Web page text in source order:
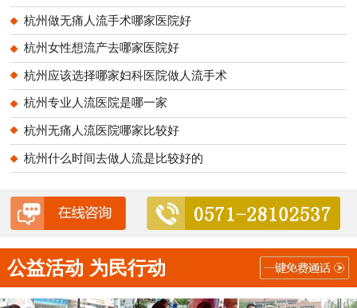
杭州做无痛人流手术哪家医院好
杭州女性想流产去哪家医院好
杭州应该选择哪家妇科医院做人流手术
杭州专业人流医院是哪一家
杭州无痛人流医院哪家比较好
杭州什么时间去做人流是比较好的
公益活动 为民行动